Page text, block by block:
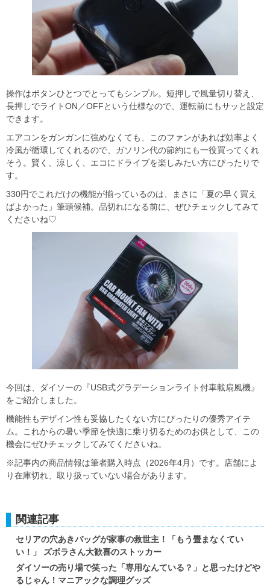
操作はボタンひとつでとってもシンプル。短押しで風量切り替え、
長押しでライトON／OFFという仕様なので、運転前にもサッと設定
できます。
エアコンをガンガンに強めなくても、このファンがあれば効率よく
冷風が循環してくれるので、ガソリン代の節約にも一役買ってくれ
そう。賢く、涼しく、エコにドライブを楽しみたい方にぴったりで
す。
330円でこれだけの機能が揃っているのは、まさに「夏の早く買え
ばよかった」筆頭候補。品切れになる前に、ぜひチェックしてみて
くださいね♡
今回は、ダイソーの『USB式グラデーションライト付車載扇風機』
をご紹介しました。
機能性もデザイン性も妥協したくない方にぴったりの優秀アイテ
ム。これからの暑い季節を快適に乗り切るためのお供として、この
機会にぜひチェックしてみてくださいね。
※記事内の商品情報は筆者購入時点（2026年4月）です。店舗によ
り在庫切れ、取り扱っていない場合があります。
関連記事
セリアの穴あきバッグが家事の救世主！「もう畳まなくてい
い！」 ズボラさん大歓喜のストッカー
ダイソーの売り場で笑った「専用なんている？」と思ったけどや
るじゃん！マニアックな調理グッズ